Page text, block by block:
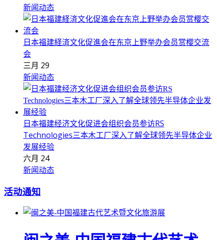
新闻动态
日本福建経済文化促進会在东京上野举办会员赏樱交流
会
三月 29
新闻动态
日本福建经济文化促进会组织会员参访RS
Technologies三本木工厂深入了解全球领先半导体企业
发展经验
六月 24
新闻动态
活动通知